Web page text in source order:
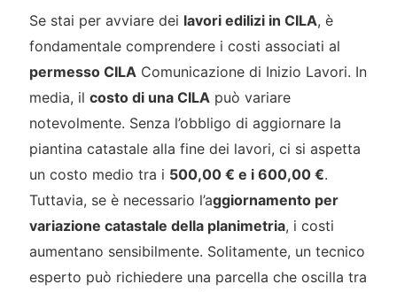
Se stai per avviare dei lavori edilizi in CILA, è
fondamentale comprendere i costi associati al
permesso CILA Comunicazione di Inizio Lavori. In
media, il costo di una CILA può variare
notevolmente. Senza l’obbligo di aggiornare la
piantina catastale alla fine dei lavori, ci si aspetta
un costo medio tra i 500,00 € e i 600,00 €.
Tuttavia, se è necessario l’aggiornamento per
variazione catastale della planimetria, i costi
aumentano sensibilmente. Solitamente, un tecnico
esperto può richiedere una parcella che oscilla tra